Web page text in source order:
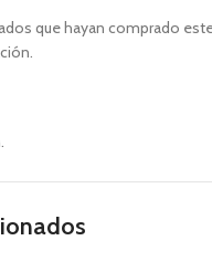
que hayan comprado